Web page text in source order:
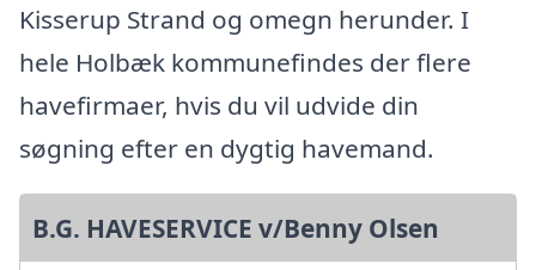
Kisserup Strand og omegn herunder. I
hele Holbæk kommunefindes der flere
havefirmaer, hvis du vil udvide din
søgning efter en dygtig havemand.
B.G. HAVESERVICE v/Benny Olsen